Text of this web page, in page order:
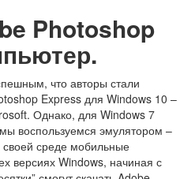
Photoshop
что авторы стали
Express для Windows 10 –
Однако, для Windows 7
воспользуемся эмулятором –
своей среде мобильные
версиях Windows, начиная с